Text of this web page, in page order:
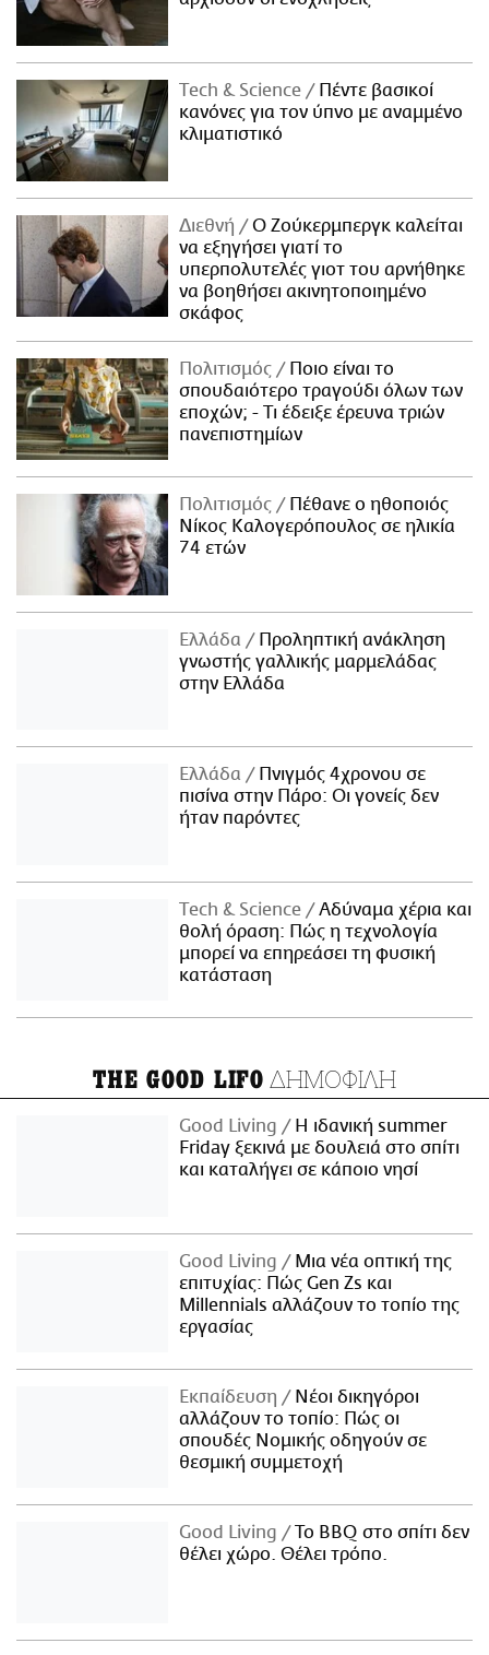
Τech & Science
Πέντε βασικοί
κανόνες για τον ύπνο με αναμμένο
κλιματιστικό
Διεθνή
Ο Ζούκερμπεργκ καλείται
να εξηγήσει γιατί το
υπερπολυτελές γιοτ του αρνήθηκε
να βοηθήσει ακινητοποιημένο
σκάφος
Πολιτισμός
Ποιο είναι το
σπουδαιότερο τραγούδι όλων των
εποχών; - Τι έδειξε έρευνα τριών
πανεπιστημίων
Πολιτισμός
Πέθανε ο ηθοποιός
Νίκος Καλογερόπουλος σε ηλικία
74 ετών
Ελλάδα
Προληπτική ανάκληση
γνωστής γαλλικής μαρμελάδας
στην Ελλάδα
Ελλάδα
Πνιγμός 4χρονου σε
πισίνα στην Πάρο: Οι γονείς δεν
ήταν παρόντες
Τech & Science
Αδύναμα χέρια και
θολή όραση: Πώς η τεχνολογία
μπορεί να επηρεάσει τη φυσική
κατάσταση
THE GOOD LIFO ΔΗΜΟΦΙΛΗ
Good Living
Η ιδανική summer
Friday ξεκινά με δουλειά στο σπίτι
και καταλήγει σε κάποιο νησί
Good Living
Μια νέα οπτική της
επιτυχίας: Πώς Gen Zs και
Millennials αλλάζουν το τοπίο της
εργασίας
Εκπαίδευση
Νέοι δικηγόροι
αλλάζουν το τοπίο: Πώς οι
σπουδές Νομικής οδηγούν σε
θεσμική συμμετοχή
Good Living
Το BBQ στο σπίτι δεν
θέλει χώρο. Θέλει τρόπο.